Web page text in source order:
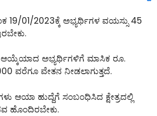
19/01/2023ಕ್ಕೆ ಅಭ್ಯರ್ಥಿಗಳ ವಯಸ್ಸು 45
ಆಯ್ಕೆಯಾದ ಅಭ್ಯರ್ಥಿಗಳಿಗೆ ಮಾಸಿಕ ರೂ.
ವರೆಗೂ ವೇತನ ನೀಡಲಾಗುತ್ತದೆ.
ಆಯಾ ಹುದ್ದೆಗೆ ಸಂಬಂಧಿಸಿದ ಕ್ಷೇತ್ರದಲ್ಲಿ
ಹೊಂದಿರಬೇಕು.